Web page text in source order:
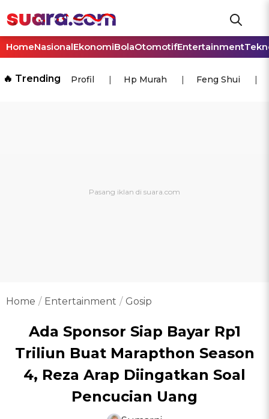
HomeNasionalEkonomiBolaOtomotifEntertainment
🔥 Trending Profil Hp Murah Feng Shui
Home Entertainment Gosip
Ada Sponsor Siap Bayar Rp1
Triliun Buat Marapthon Season
4, Reza Arap Diingatkan Soal
Pencucian Uang